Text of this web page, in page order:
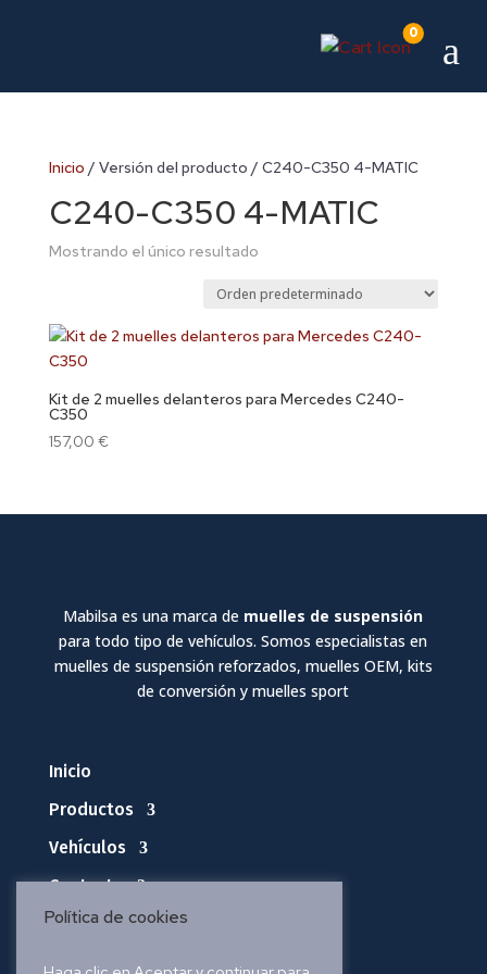
0 a
Inicio / Versión del producto / C240-C350 4-MATIC
C240-C350 4-MATIC
Mostrando el único resultado
Kit de 2 muelles delanteros para Mercedes C240-
C350
157,00 €
Mabilsa es una marca de muelles de suspensión
para todo tipo de vehículos. Somos especialistas en
muelles de suspensión reforzados, muelles OEM, kits
de conversión y muelles sport
Inicio
Productos
Vehículos
Contacto
Política de cookies